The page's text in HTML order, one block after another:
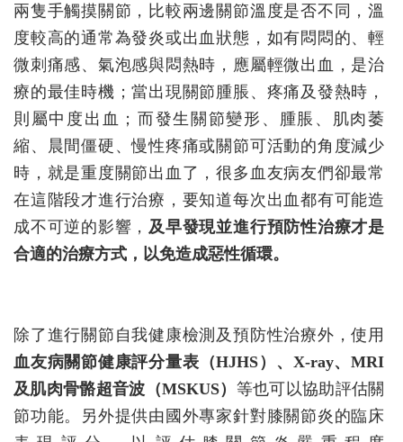
兩隻手觸摸關節，比較兩邊關節溫度是否不同，溫
度較高的通常為發炎或出血狀態，如有悶悶的、輕
微刺痛感、氣泡感與悶熱時，應屬輕微出血，是治
療的最佳時機；當出現關節腫脹、疼痛及發熱時，
則屬中度出血；而發生關節變形、腫脹、肌肉萎
縮、晨間僵硬、慢性疼痛或關節可活動的角度減少
時，就是重度關節出血了，很多血友病友們卻最常
在這階段才進行治療，要知道每次出血都有可能造
成不可逆的影響， 及早發現並進行預防性治療才是
合適的治療方式，以免造成惡性循環。
除了進行關節自我健康檢測及預防性治療外，使用
血友病關節健康評分量表（HJHS）、X-ray、MRI
及肌肉骨骼超音波（MSKUS） 等也可以協助評估關
節功能。另外提供由國外專家針對膝關節炎的臨床